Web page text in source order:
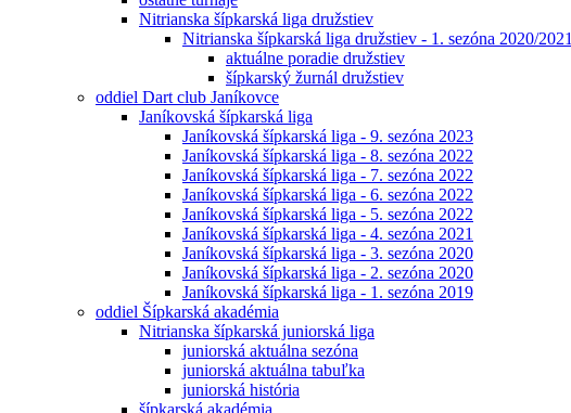
Nitrianska šípkarská liga družstiev
Nitrianska šípkarská liga družstiev - 1. sezóna 2020/2021
aktuálne poradie družstiev
šípkarský žurnál družstiev
oddiel Dart club Janíkovce
Janíkovská šípkarská liga
Janíkovská šípkarská liga - 9. sezóna 2023
Janíkovská šípkarská liga - 8. sezóna 2022
Janíkovská šípkarská liga - 7. sezóna 2022
Janíkovská šípkarská liga - 6. sezóna 2022
Janíkovská šípkarská liga - 5. sezóna 2022
Janíkovská šípkarská liga - 4. sezóna 2021
Janíkovská šípkarská liga - 3. sezóna 2020
Janíkovská šípkarská liga - 2. sezóna 2020
Janíkovská šípkarská liga - 1. sezóna 2019
oddiel Šípkarská akadémia
Nitrianska šípkarská juniorská liga
juniorská aktuálna sezóna
juniorská aktuálna tabuľka
juniorská história
šípkarská akadémia